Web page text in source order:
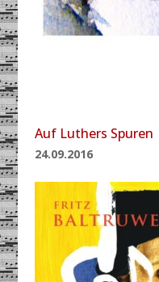
Auf Luthers Spuren
24.09.2016